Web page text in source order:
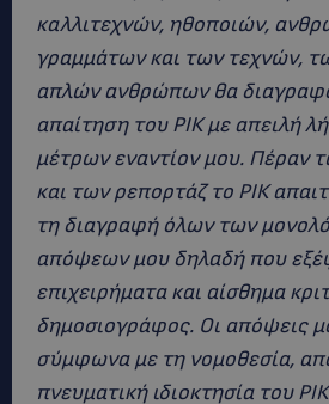
καλλιτεχνών, ηθοποιών,
γραμμάτων και των τεχνών,
απλών ανθρώπων θα
απαίτηση του ΡΙΚ με απειλή
μέτρων εναντίον μου. Πέραν
και των ρεπορτάζ το ΡΙΚ
τη διαγραφή όλων των
απόψεων μου δηλαδή που
επιχειρήματα και αίσθημα
δημοσιογράφος. Οι απόψεις
σύμφωνα με τη νομοθεσία,
πνευματική ιδιοκτησία του